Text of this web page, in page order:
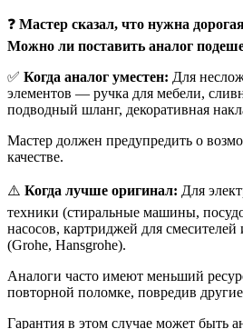
❓ Мастер сказал, что нужна
Можно ли поставить аналог
✅ Когда аналог уместен: Для
элементов — ручка для мебели,
подводный шланг, декоративная
Мастер должен предупредить о
качестве.
⚠️ Когда лучше оригинал: Для
техники (стиральные машины,
насосов, картриджей для смесителей
(Grohe, Hansgrohe).
Аналоги часто имеют меньший
повторной поломке, повредив
Гарантия в этом случае может быть